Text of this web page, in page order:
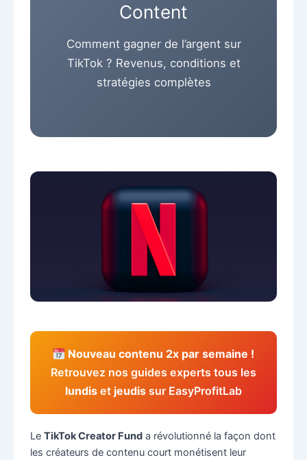
Content
Comment gagner de l’argent sur
TikTok ? Revenus, conditions et
stratégies complètes
Nouveau contenu 2x par semaine !
Retrouvez nos guides experts tous les
lundis et jeudis sur EasyProfitLab
Le TikTok Creator Funda révolutionné la façon dont
les créateurs de contenu court monétisent leur